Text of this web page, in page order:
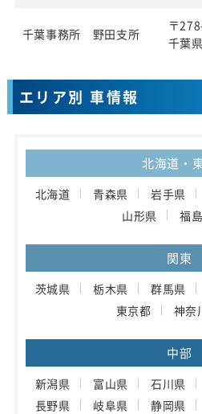
千葉事務所 野田支所
〒
千葉
エリア別 車情報
北海道・
北海道 青森県 岩手県
山形県
福
関東
茨城県 栃木県 群馬県
東京都
神奈
中部
新潟県 富山県 石川県
長野県
岐阜県 静岡県